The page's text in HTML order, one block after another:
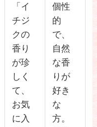
「イ
チジ
クの
香り
が珍
しく
て、
お気
に入
個性
的
で、
自然
な香
りが
好き
な
方。